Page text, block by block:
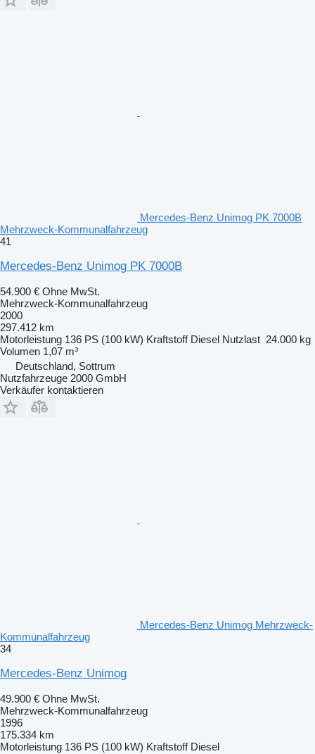
Mercedes-Benz Unimog PK 7000B
Mehrzweck-Kommunalfahrzeug
41
Mercedes-Benz Unimog PK 7000B
54.900 € Ohne MwSt.
Mehrzweck-Kommunalfahrzeug
2000
297.412 km
Motorleistung 136 PS (100 kW) Kraftstoff Diesel Nutzlast 24.000 kg
Volumen 1,07 m³
Deutschland, Sottrum
Nutzfahrzeuge 2000 GmbH
Verkäufer kontaktieren
Mercedes-Benz Unimog Mehrzweck-
Kommunalfahrzeug
34
Mercedes-Benz Unimog
49.900 € Ohne MwSt.
Mehrzweck-Kommunalfahrzeug
1996
175.334 km
Motorleistung 136 PS (100 kW) Kraftstoff Diesel